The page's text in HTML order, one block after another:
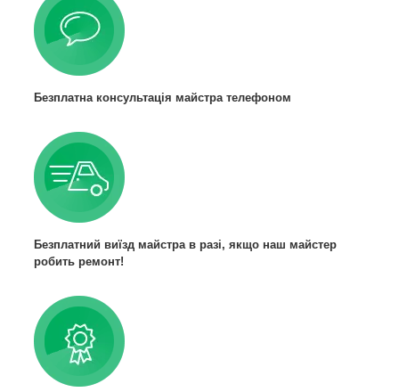
Безплатна консультація майстра телефоном
Безплатний виїзд майстра в разі, якщо наш майстер
робить ремонт!